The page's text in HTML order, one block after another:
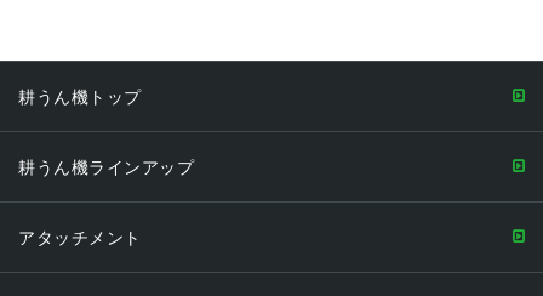
耕うん機トップ
耕うん機ラインアップ
アタッチメント